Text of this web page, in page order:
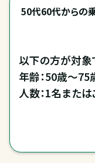
50代60代からの
以下の方が対象
年齢：50歳～75
人数：1名また